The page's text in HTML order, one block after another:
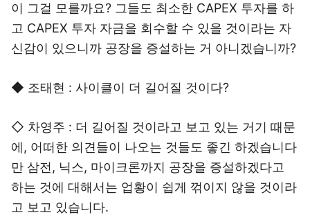
이 그걸 모를까요? 그들도 최소한 CAPEX 투자를 하
고 CAPEX 투자 자금을 회수할 수 있을 것이라는 자
신감이 있으니까 공장을 증설하는 거 아니겠습니까?
◆ 조태현 : 사이클이 더 길어질 것이다?
◇ 차영주 : 더 길어질 것이라고 보고 있는 거기 때문
에, 어떠한 의견들이 나오는 것들도 좋긴 하겠습니다
만 삼전, 닉스, 마이크론까지 공장을 증설하겠다고
하는 것에 대해서는 업황이 쉽게 꺾이지 않을 것이라
고 보고 있습니다.